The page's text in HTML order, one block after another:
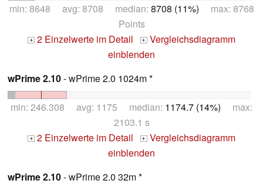
min: 8648 avg: 8708 median: 8708 (11%) max: 8768
Points
+ 2 Einzelwerte im Detail + Vergleichsdiagramm
einblenden
wPrime 2.10- wPrime 2.0 1024m *
min: 246.308 avg: 1175 median: 1174.7 (14%) max:
2103.1 s
+ 2 Einzelwerte im Detail + Vergleichsdiagramm
einblenden
wPrime 2.10- wPrime 2.0 32m *